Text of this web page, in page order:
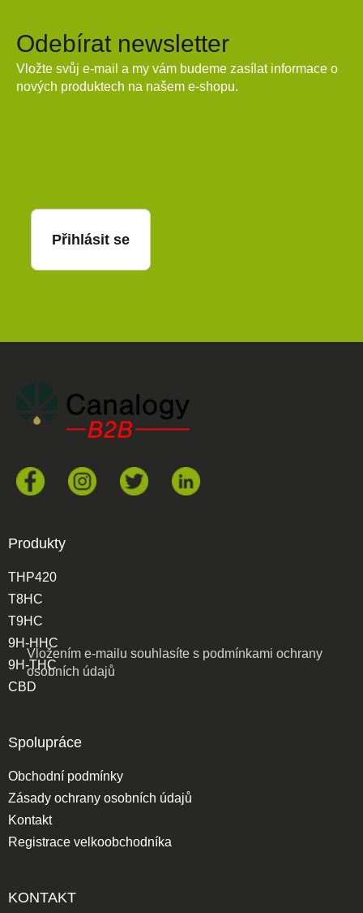
Odebírat newsletter
Vložte svůj e-mail a my vám budeme zasílat informace o
nových produktech na našem e-shopu.
Vložením e-mailu souhlasíte s podmínkami ochrany
osobních údajů
Přihlásit se
Produkty
THP420
T8HC
T9HC
9H-HHC
9H-THC
CBD
Spolupráce
Obchodní podmínky
Zásady ochrany osobních údajů
Kontakt
Registrace velkoobchodníka
KONTAKT